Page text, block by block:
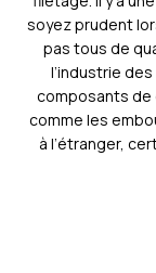
soyez prudent
pas tous de
l’industrie
composants de
comme les
à l’étranger,